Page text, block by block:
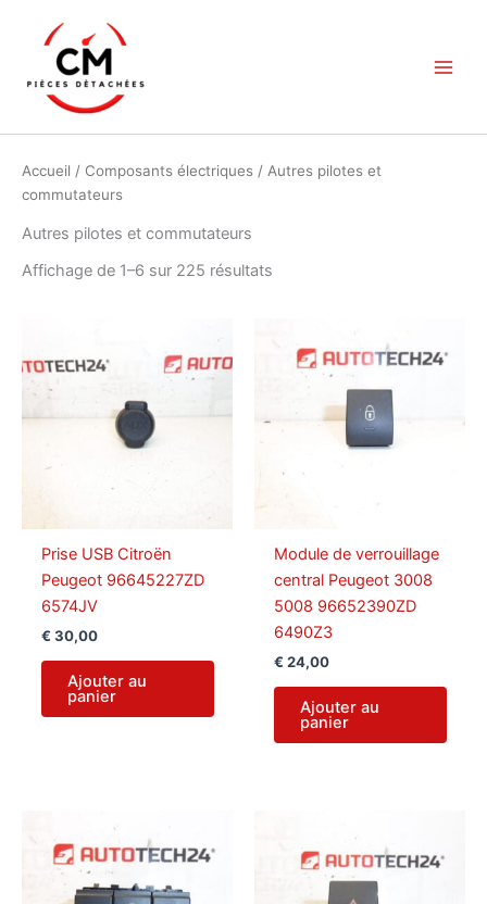
contenu
Accueil / Composants électriques / Autres pilotes et
commutateurs
Autres pilotes et commutateurs
Affichage de 1–6 sur 225 résultats
plus
ancien
Prise USB Citroën
Peugeot 96645227ZD
6574JV
€ 30,00
Ajouter au
panier
Module de verrouillage
central Peugeot 3008
5008 96652390ZD
6490Z3
€ 24,00
Ajouter au
panier